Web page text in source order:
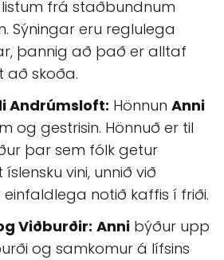
frá staðbundnum
Sýningar eru reglulega
þannig að það er alltaf
að skoða.
Andrúmsloft: Hönnun Anni
og gestrisin. Hönnuð er til
þar sem fólk getur
vini, unnið við
notið kaffis í friði.
Viðburðir: Anni býður upp
og samkomur á lífsins